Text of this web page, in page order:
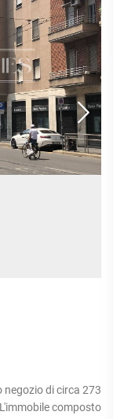
negozio di circa 273
composto